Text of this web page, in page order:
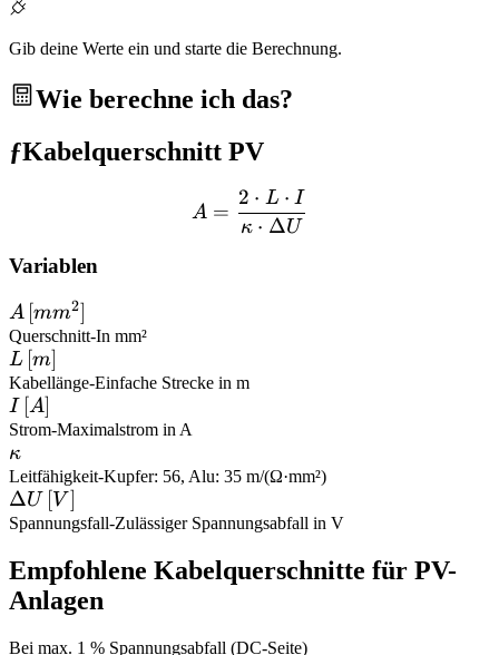
Gib deine Werte ein und starte die Berechnung.
Wie berechne ich das?
ƒKabelquerschnitt PV
A = \frac{2 \cdot L
A =
κ ⋅ ΔU
2 ⋅ L ⋅ I
Variablen
A \,
[mm^2]
A [mm2]
Querschnitt-In mm²
L
\,
[m]
L [m]
Kabellänge-Einfache Strecke in m
I
\,
[A]
I [A]
Strom-Maximalstrom in A
\kappa
κ
Leitfähigkeit-Kupfer: 56, Alu: 35 m/(Ω·mm²)
\Delta
U \,
ΔU [V ]
Spannungsfall-Zulässiger Spannungsabfall in V
Empfohlene Kabelquerschnitte für PV-
Anlagen
Bei max. 1 % Spannungsabfall (DC-Seite)